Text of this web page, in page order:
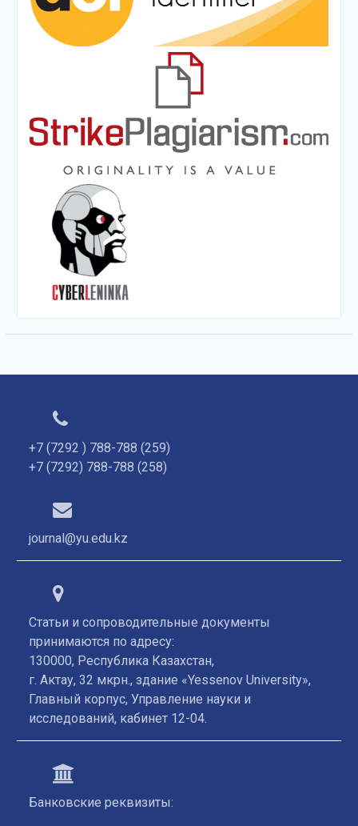
+7 (7292 ) 788-788 (259)
+7 (7292) 788-788 (258)
journal@yu.edu.kz
Статьи и сопроводительные документы
принимаются по адресу:
130000, Республика Казахстан,
г. Актау, 32 мкрн., здание «Yessenov University»,
Главный корпус, Управление науки и
исследований, кабинет 12-04.
Банковские реквизиты: